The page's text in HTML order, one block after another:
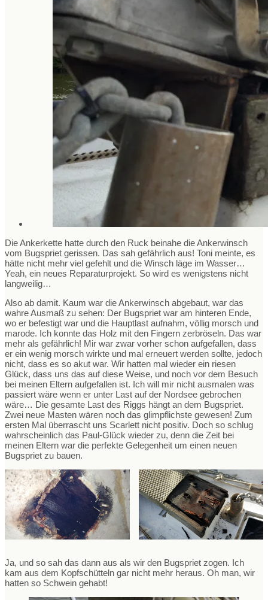
Die Ankerkette hatte durch den Ruck beinahe die Ankerwinsch
vom Bugspriet gerissen. Das sah gefährlich aus! Toni meinte, es
hätte nicht mehr viel gefehlt und die Winsch läge im Wasser…
Yeah, ein neues Reparaturprojekt. So wird es wenigstens nicht
langweilig…
Also ab damit. Kaum war die Ankerwinsch abgebaut, war das
wahre Ausmaß zu sehen: Der Bugspriet war am hinteren Ende,
wo er befestigt war und die Hauptlast aufnahm, völlig morsch und
marode. Ich konnte das Holz mit den Fingern zerbröseln. Das war
mehr als gefährlich! Mir war zwar vorher schon aufgefallen, dass
er ein wenig morsch wirkte und mal erneuert werden sollte, jedoch
nicht, dass es so akut war. Wir hatten mal wieder ein riesen
Glück, dass uns das auf diese Weise, und noch vor dem Besuch
bei meinen Eltern aufgefallen ist. Ich will mir nicht ausmalen was
passiert wäre wenn er unter Last auf der Nordsee gebrochen
wäre… Die gesamte Last des Riggs hängt an dem Bugspriet.
Zwei neue Masten wären noch das glimpflichste gewesen! Zum
ersten Mal überrascht uns Scarlett nicht positiv. Doch so schlug
wahrscheinlich das Paul-Glück wieder zu, denn die Zeit bei
meinen Eltern war die perfekte Gelegenheit um einen neuen
Bugspriet zu bauen.
Ja, und so sah das dann aus als wir den Bugspriet zogen. Ich
kam aus dem Kopfschütteln gar nicht mehr heraus. Oh man, wir
hatten so Schwein gehabt!